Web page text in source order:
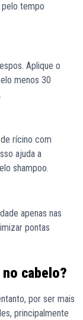
tempo
Aplique o
menos 30
rícino com
ajuda a
shampoo.
apenas nas
pontas
cabelo?
por ser mais
principalmente